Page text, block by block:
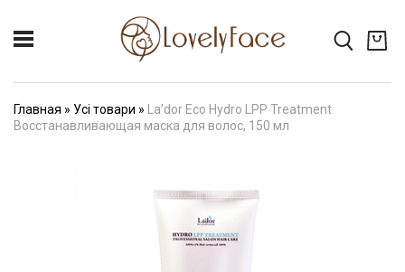
Главная » Усі товари »
La’dor Eco Hydro LPP Treatment
Восстанавливающая маска для волос, 150 мл